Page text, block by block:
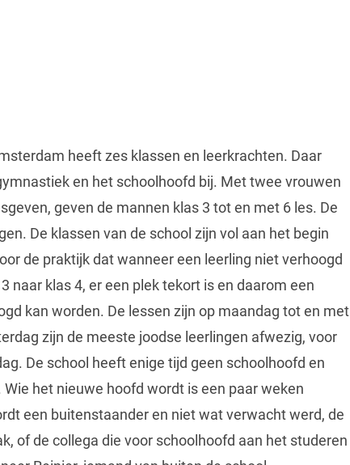
heeft zes klassen en leerkrachten. Daar
en het schoolhoofd bij. Met twee vrouwen
geven de mannen klas 3 tot en met 6 les. De
De klassen van de school zijn vol aan het begin
de praktijk dat wanneer een leerling niet verhoogd
naar klas 4, er een plek tekort is en daarom een
kan worden. De lessen zijn op maandag tot en met
zijn de meeste joodse leerlingen afwezig, voor
De school heeft enige tijd geen schoolhoofd en
het nieuwe hoofd wordt is een paar weken
een buitenstaander en niet wat verwacht werd, de
of de collega die voor schoolhoofd aan het studeren